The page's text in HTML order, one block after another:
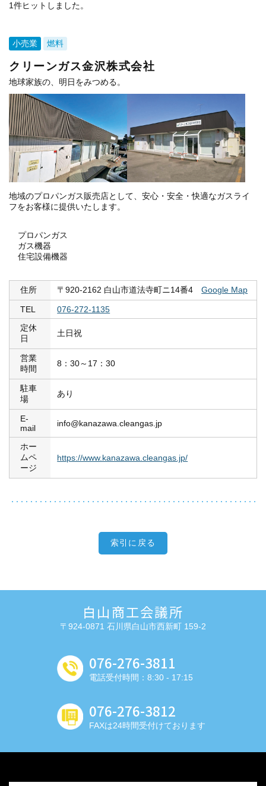
1件ヒットしました。
小売業 燃料
クリーンガス金沢株式会社
地球家族の、明日をみつめる。
地域のプロパンガス販売店として、安心・安全・快適なガスライ
フをお客様に提供いたします。
プロパンガス
ガス機器
住宅設備機器
住所 〒920-2162 白山市道法寺町ニ14番4Google Map
TEL
076-272-1135
定休
日
土日祝
営業
時間
8：30～17：30
駐車
場
あり
E-
mail
info@kanazawa.cleangas.jp
ホー
ムペ
ージ
https://www.kanazawa.cleangas.jp/
索引に戻る
白山商工会議所
〒924-0871 石川県白山市西新町 159-2
076-276-3811
電話受付時間：8:30 - 17:15
076-276-3812
FAXは24時間受付けております